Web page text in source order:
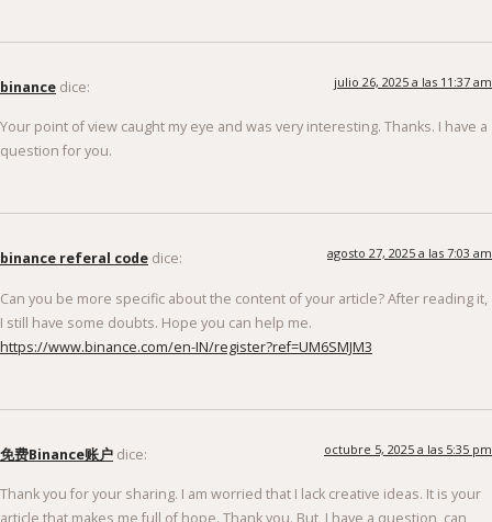
binance dice: julio 26, 2025 a las 11:37 am
Your point of view caught my eye and was very interesting. Thanks. I have a
question for you.
binance referal code dice: agosto 27, 2025 a las 7:03 am
Can you be more specific about the content of your article? After reading it,
I still have some doubts. Hope you can help me.
https://www.binance.com/en-IN/register?ref=UM6SMJM3
免费Binance账户 dice: octubre 5, 2025 a las 5:35 pm
Thank you for your sharing. I am worried that I lack creative ideas. It is your